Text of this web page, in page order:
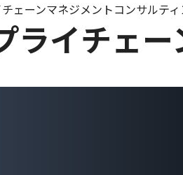
ライチェ
ェーンマネジメントコンサルテ